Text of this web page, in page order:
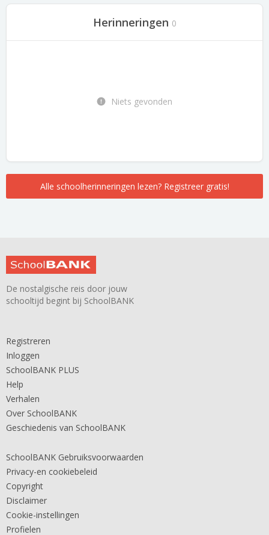
Herinneringen 0
Niets gevonden
Alle schoolherinneringen lezen? Registreer gratis!
De nostalgische reis door jouw
schooltijd begint bij SchoolBANK
Registreren
Inloggen
SchoolBANK PLUS
Help
Verhalen
Over SchoolBANK
Geschiedenis van SchoolBANK
SchoolBANK Gebruiksvoorwaarden
Privacy-en cookiebeleid
Copyright
Disclaimer
Cookie-instellingen
Profielen